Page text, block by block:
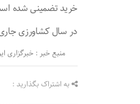
خرید تضمینی شده
در سال کشاورزی جاری ۳۸۰ هزار هکتار از زمین‌های کشاورزی گلستان به زیرکشت گندم
منبع خبر : خبرگزاری
به اشتراک بگذارید :